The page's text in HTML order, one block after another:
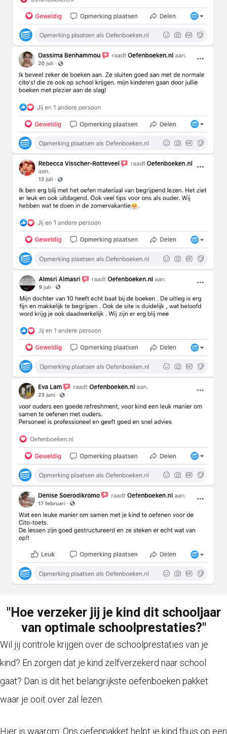
"Hoe verzeker jij je kind dit schooljaar
van optimale schoolprestaties?"
Wil jij controle krijgen over de schoolprestaties van je
kind? En zorgen dat je kind zelfverzekerd naar school
gaat? Dan is dit het belangrijkste oefenboeken pakket
waar je ooit over zal lezen.
Hier is waarom: Ons oefenpakket helpt je kind thuis op een